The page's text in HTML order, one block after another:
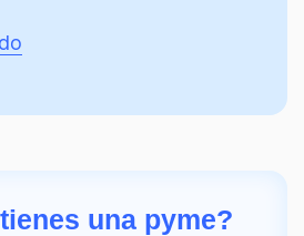
una pyme?